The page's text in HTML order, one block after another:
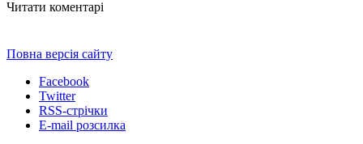
Читати коментарі
Повна версія сайту
Facebook
Twitter
RSS-стрічки
E-mail розсилка